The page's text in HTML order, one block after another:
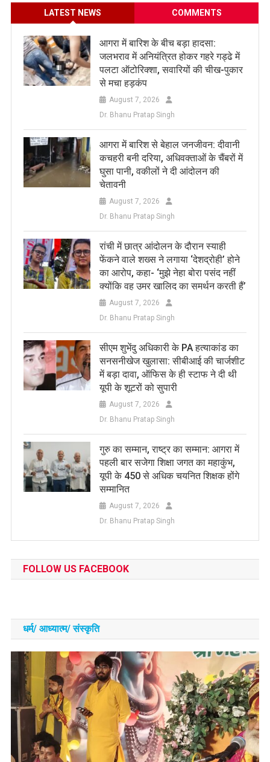
LATEST NEWS COMMENTS
आगरा में बारिश के बीच बड़ा हादसा:
जलभराव में अनियंत्रित होकर गहरे गड्ढे में
पलटा ऑटोरिक्शा, सवारियों की चीख-पुकार
से मचा हड़कंप
August 7, 2026
Dr. Bhanu Pratap Singh
आगरा में बारिश से बेहाल जनजीवन: दीवानी
कचहरी बनी दरिया, अधिवक्ताओं के चैंबरों में
घुसा पानी, वकीलों ने दी आंदोलन की
चेतावनी
August 7, 2026
Dr. Bhanu Pratap Singh
रांची में छात्र आंदोलन के दौरान स्याही
फेंकने वाले शख्स ने लगाया ‘देशद्रोही’ होने
का आरोप, कहा- ‘मुझे नेहा बोरा पसंद नहीं
क्योंकि वह उमर खालिद का समर्थन करती हैं’
August 7, 2026
Dr. Bhanu Pratap Singh
सीएम शुभेंदु अधिकारी के PA हत्याकांड का
सनसनीखेज खुलासा: सीबीआई की चार्जशीट
में बड़ा दावा, ऑफिस के ही स्टाफ ने दी थी
यूपी के शूटरों को सुपारी
August 7, 2026
Dr. Bhanu Pratap Singh
​गुरु का सम्मान, राष्ट्र का सम्मान: आगरा में
पहली बार सजेगा शिक्षा जगत का महाकुंभ,
यूपी के 450 से अधिक चयनित शिक्षक होंगे
सम्मानित
August 7, 2026
Dr. Bhanu Pratap Singh
FOLLOW US FACEBOOK
धर्म/ आध्‍यात्‍म/ संस्‍कृति